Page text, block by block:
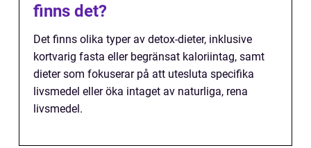
finns det?
Det finns olika typer av detox-dieter, inklusive
kortvarig fasta eller begränsat kaloriintag, samt
dieter som fokuserar på att utesluta specifika
livsmedel eller öka intaget av naturliga, rena
livsmedel.